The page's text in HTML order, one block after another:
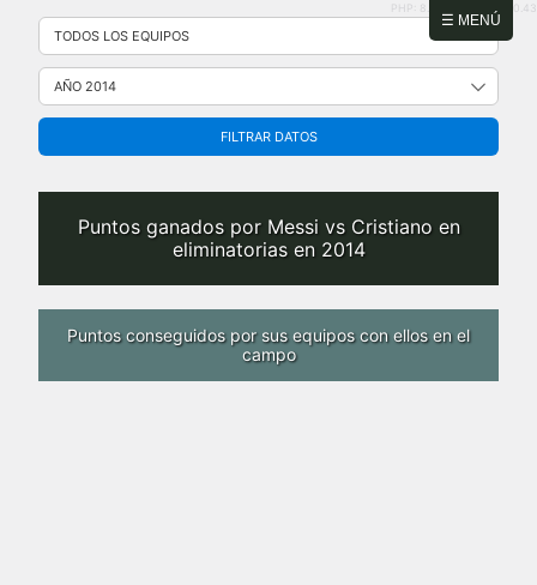
☰ MENÚ
Saltar
contenido
PHP: 8.2.31 | MySQL: 8.0.43
FILTRAR DATOS
Puntos ganados por Messi vs Cristiano en
eliminatorias en 2014
Puntos conseguidos por sus equipos con ellos en el
campo